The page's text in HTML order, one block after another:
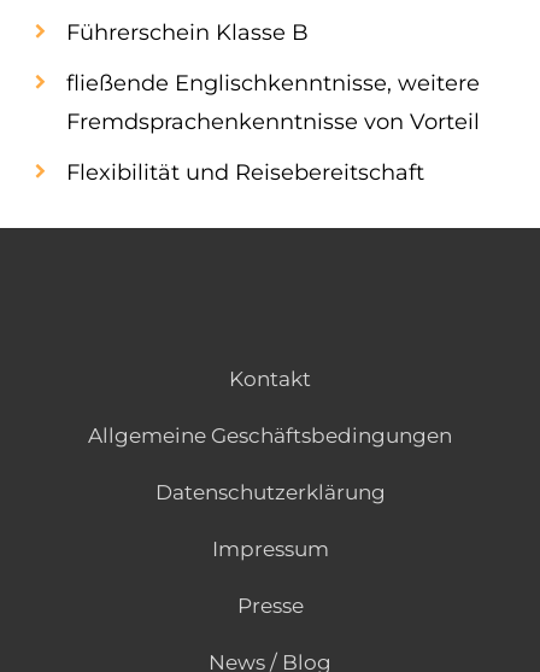
Führerschein Klasse B
fließende Englischkenntnisse, weitere
Fremdsprachenkenntnisse von Vorteil
Flexibilität und Reisebereitschaft
Kontakt
Allgemeine Geschäftsbedingungen
Datenschutzerklärung
Impressum
Presse
News / Blog